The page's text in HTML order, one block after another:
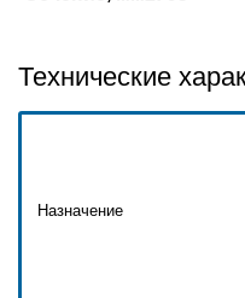
Технические
Назначение